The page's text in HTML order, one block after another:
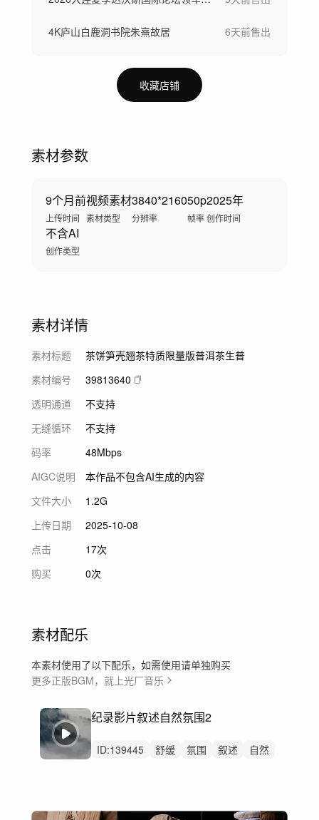
4K庐山白鹿洞书院朱熹故居 6天前售出
收藏店铺
素材参数
9个月前
上传时间
视频素材
素材类型
3840*2160
分辨率
50p
帧率
2025年
创作时间
不含AI
创作类型
素材详情
素材标题
茶饼笋壳翘茶特质限量版普洱茶生普
素材编号
39813640
透明通道
不支持
无缝循环
不支持
码率
48Mbps
AIGC说明
本作品不包含AI生成的内容
文件大小
1.2G
上传日期
2025-10-08
点击
17次
购买
0次
素材配乐
本素材使用了以下配乐，如需使用请单独购买
更多正版BGM，就上光厂音乐
纪录影片叙述自然氛围2
ID:139445 舒缓 氛围 叙述
自然